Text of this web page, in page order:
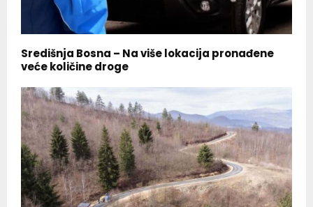
Središnja Bosna – Na više lokacija pronađene
veće količine droge